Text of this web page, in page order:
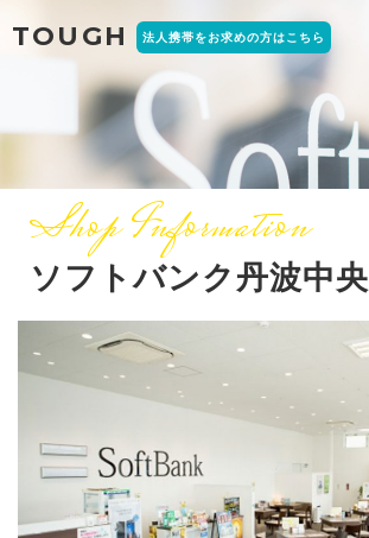
TOUGH 法人携帯をお求めの方はこちら
Shop Information
ソフトバンク丹波中央